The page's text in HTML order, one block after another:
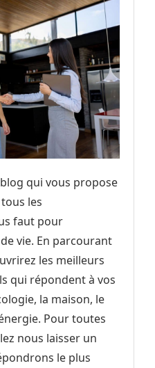
qui vous propose
les
faut pour
vie. En parcourant
les meilleurs
qui répondent à vos
la maison, le
Pour toutes
nous laisser un
le plus